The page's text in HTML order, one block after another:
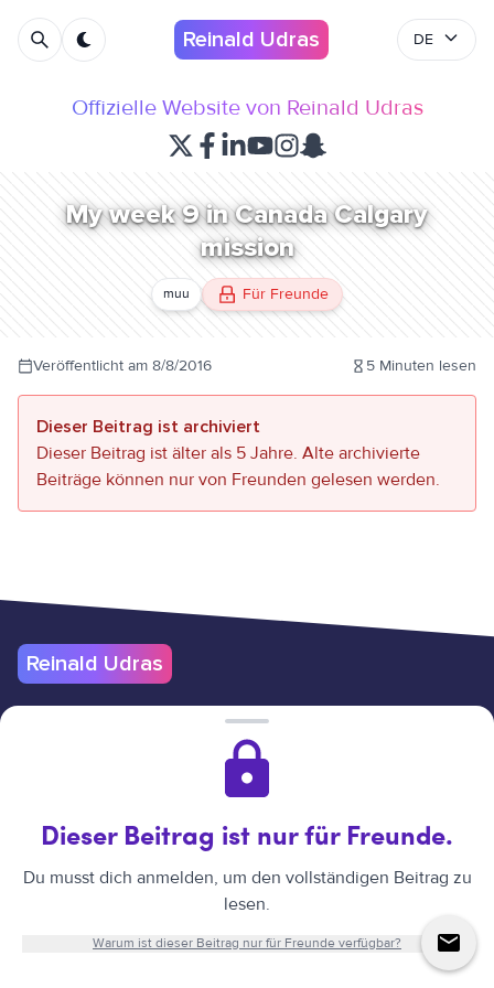
Reinald Udras DE
Offizielle Website von Reinald Udras
My week 9 in Canada Calgary
mission
muu Für Freunde
Veröffentlicht am 8/8/2016 5 Minuten lesen
Dieser Beitrag ist archiviert
Dieser Beitrag ist älter als 5 Jahre. Alte archivierte
Beiträge können nur von Freunden gelesen werden.
Dieser Beitrag ist nur für Freunde.
Du musst dich anmelden, um den vollständigen Beitrag zu
lesen.
Warum ist dieser Beitrag nur für Freunde verfügbar?
Reinald Udras
Datenschutz & Cookies
Reinald Udras ©2026 Alle Rechte vorbehalten.
Website erstellt
von Reinald Udras.